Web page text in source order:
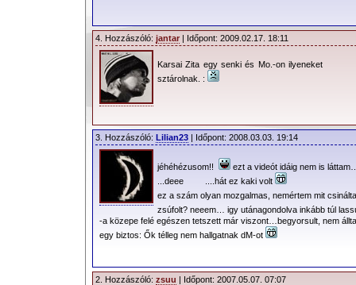
4. Hozzászóló: jantar | Időpont: 2009.02.17. 18:11
Karsai Zita egy senki és Mo.-on ilyeneket
sztárolnak. :
3. Hozzászóló: Lilian23 | Időpont: 2008.03.03. 19:14
jéhéhézusom!!
ezt a videót idáig nem is
...deee ....hát ez kaki volt
ez a szám olyan mozgalmas, nemértem mit
zsúfolt? neeem… igy utánagondolva inkább
-a közepe felé egészen tetszett már viszont…begyorsult, nem
egy biztos: Ők télleg nem hallgatnak dM-ot
2. Hozzászóló: zsuu | Időpont: 2007.05.07. 07:07